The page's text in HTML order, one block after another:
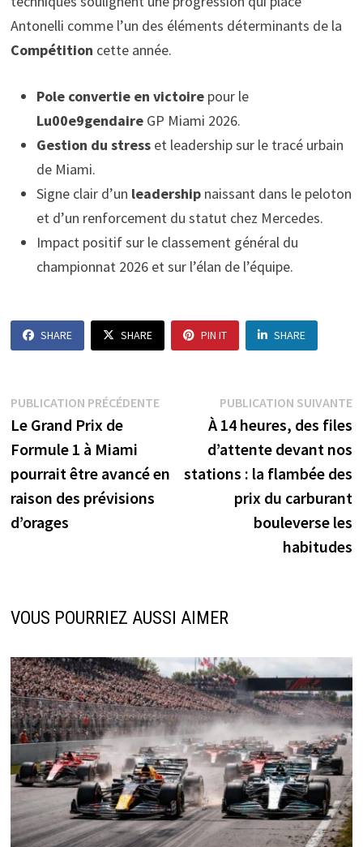
Antonelli comme l’un des éléments déterminants de la
Compétition cette année.
Pole convertie en victoirepour le
Lu00e9gendaireGP Miami 2026.
Gestion du stresset leadership sur le tracé urbain
de Miami.
Signe clair d’un leadershipnaissant dans le peloton
et d’un renforcement du statut chez Mercedes.
Impact positif sur le classement général du
championnat 2026 et sur l’élan de l’équipe.
SHARE SHARE PIN IT SHARE
Navigation
de
l’article
PUBLICATION PRÉCÉDENTEPublication
précédente :
Le Grand Prix de
Formule 1 à Miami
pourrait être avancé en
raison des prévisions
d’orages
PUBLICATION SUIVANTE
À 14 heures, des files
d’attente devant nos
stations : la flambée des
prix du carburant
bouleverse les
habitudes
VOUS POURRIEZ AUSSI AIMER